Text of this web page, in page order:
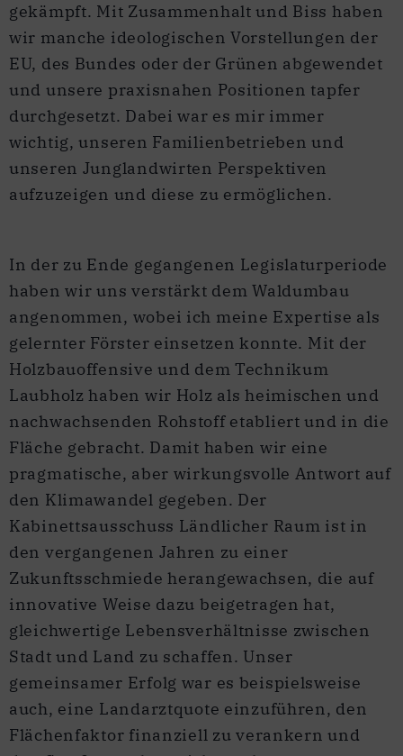
gekämpft. Mit Zusammenhalt und Biss haben
wir manche ideologischen Vorstellungen der
EU, des Bundes oder der Grünen abgewendet
und unsere praxisnahen Positionen tapfer
durchgesetzt. Dabei war es mir immer
wichtig, unseren Familienbetrieben und
unseren Junglandwirten Perspektiven
aufzuzeigen und diese zu ermöglichen.
In der zu Ende gegangenen Legislaturperiode
haben wir uns verstärkt dem Waldumbau
angenommen, wobei ich meine Expertise als
gelernter Förster einsetzen konnte. Mit der
Holzbauoffensive und dem Technikum
Laubholz haben wir Holz als heimischen und
nachwachsenden Rohstoff etabliert und in die
Fläche gebracht. Damit haben wir eine
pragmatische, aber wirkungsvolle Antwort auf
den Klimawandel gegeben. Der
Kabinettsausschuss Ländlicher Raum ist in
den vergangenen Jahren zu einer
Zukunftsschmiede herangewachsen, die auf
innovative Weise dazu beigetragen hat,
gleichwertige Lebensverhältnisse zwischen
Stadt und Land zu schaffen. Unser
gemeinsamer Erfolg war es beispielsweise
auch, eine Landarztquote einzuführen, den
Flächenfaktor finanziell zu verankern und